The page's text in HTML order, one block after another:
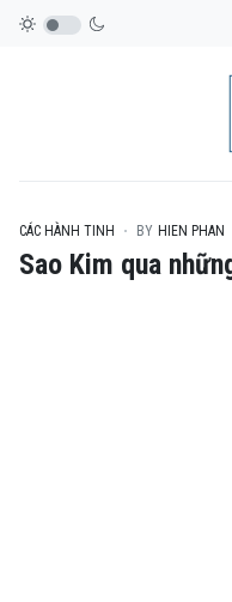
CÁC HÀNH TINH BY HIEN PHAN
Sao Kim qua